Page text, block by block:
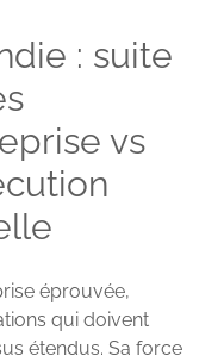
: suite
vs
éprouvée,
qui doivent
étendus. Sa force